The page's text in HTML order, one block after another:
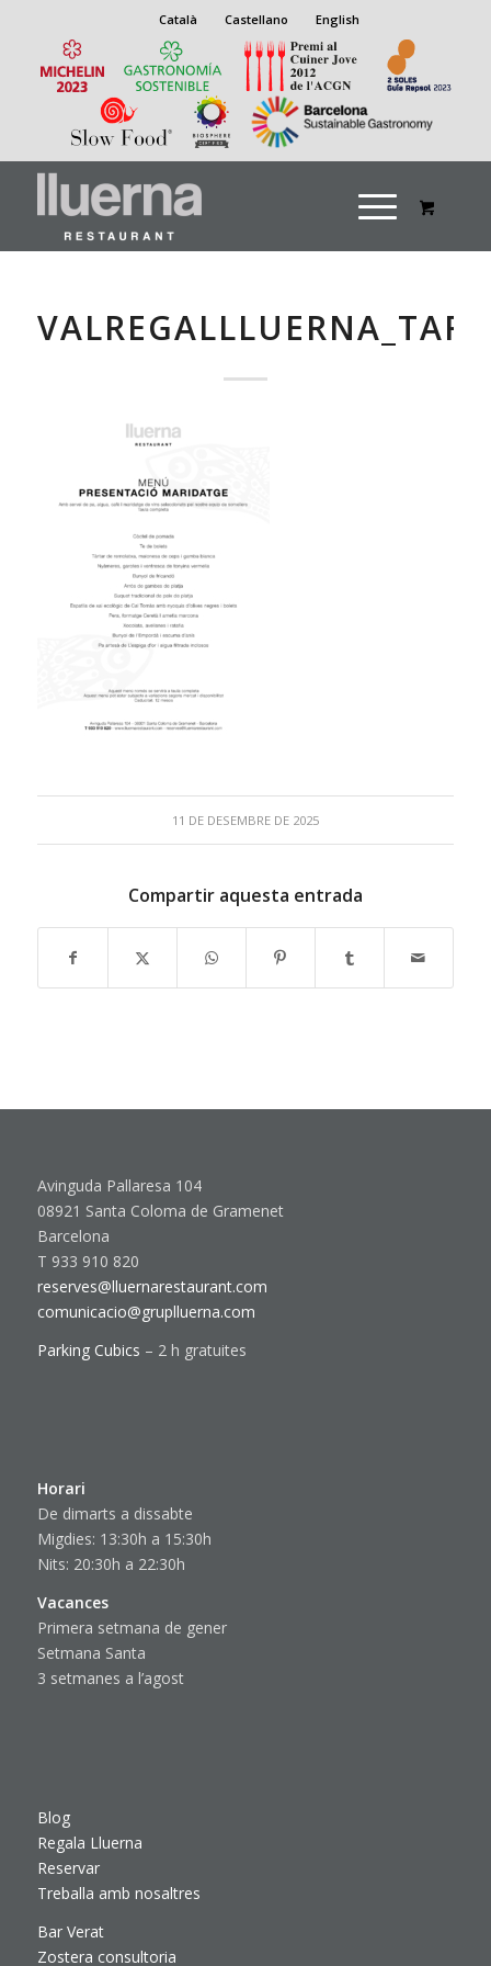
Català Castellano English
11 DE DESEMBRE DE 2025
Compartir aquesta entrada
Avinguda Pallaresa 104
08921 Santa Coloma de Gramenet
Barcelona
T 933 910 820
reserves@lluernarestaurant.com
comunicacio@gruplluerna.com
Parking Cubics – 2 h gratuites
Horari
De dimarts a dissabte
Migdies: 13:30h a 15:30h
Nits: 20:30h a 22:30h
Vacances
Primera setmana de gener
Setmana Santa
3 setmanes a l’agost
Blog
Regala Lluerna
Reservar
Treballa amb nosaltres
Bar Verat
Zostera consultoria